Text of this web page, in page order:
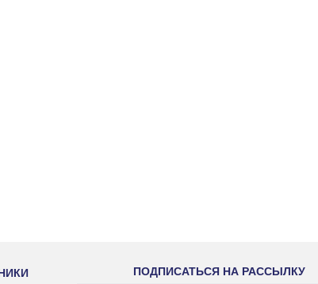
ПОДПИСАТЬСЯ НА РАССЫЛКУ